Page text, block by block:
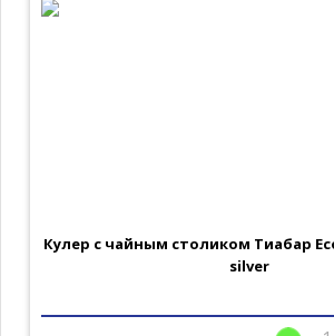
Кулер с чайным столиком Тиабар
silver